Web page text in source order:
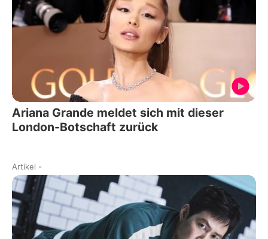
Ariana Grande meldet sich mit dieser
London-Botschaft zurück
Artikel -